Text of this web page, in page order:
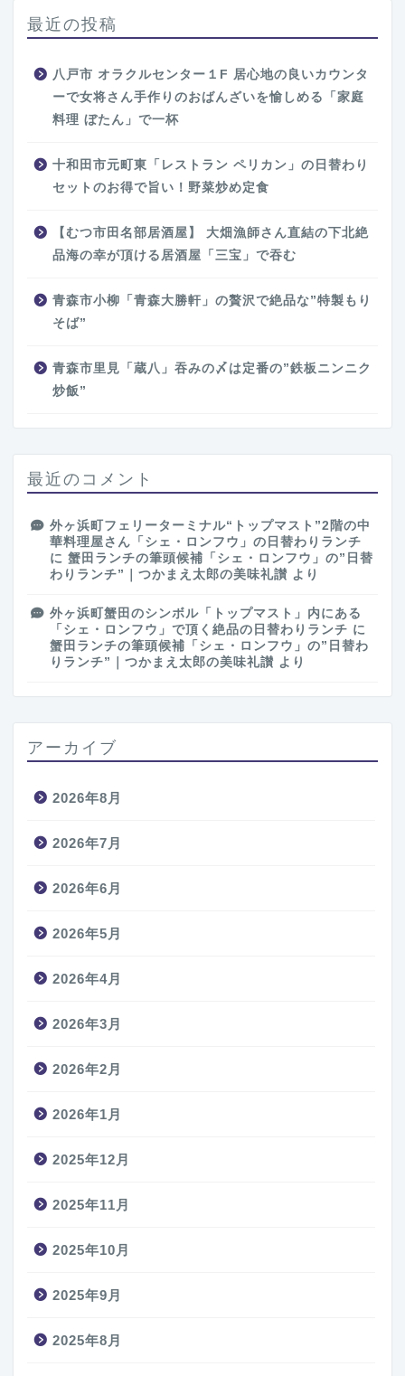
最近の投稿
八戸市 オラクルセンター１F 居心地の良いカウンタ
ーで女将さん手作りのおばんざいを愉しめる「家庭
料理 ぼたん」で一杯
十和田市元町東「レストラン ペリカン」の日替わり
セットのお得で旨い！野菜炒め定食
【むつ市田名部居酒屋】 大畑漁師さん直結の下北絶
品海の幸が頂ける居酒屋「三宝」で吞む
青森市小柳「青森大勝軒」の贅沢で絶品な”特製もり
そば”
青森市里見「蔵八」吞みの〆は定番の”鉄板ニンニク
炒飯”
最近のコメント
外ヶ浜町フェリーターミナル“トップマスト”2階の中
華料理屋さん「シェ・ロンフウ」の日替わりランチ
に 蟹田ランチの筆頭候補「シェ・ロンフウ」の”日替
わりランチ”｜つかまえ太郎の美味礼讃 より
外ヶ浜町蟹田のシンボル「トップマスト」内にある
「シェ・ロンフウ」で頂く絶品の日替わりランチ に
蟹田ランチの筆頭候補「シェ・ロンフウ」の”日替わ
りランチ”｜つかまえ太郎の美味礼讃 より
アーカイブ
2026年8月
2026年7月
2026年6月
2026年5月
2026年4月
2026年3月
2026年2月
2026年1月
2025年12月
2025年11月
2025年10月
2025年9月
2025年8月